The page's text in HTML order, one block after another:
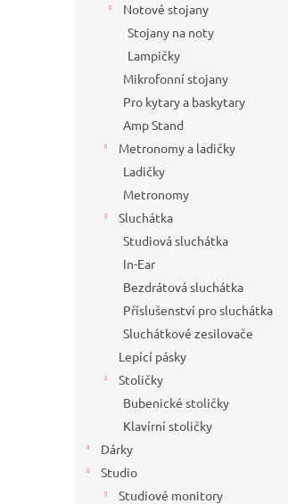
Notové stojany
Stojany na noty
Lampičky
Mikrofonní stojany
Pro kytary a baskytary
Amp Stand
Metronomy a ladičky
Ladičky
Metronomy
Sluchátka
Studiová sluchátka
In-Ear
Bezdrátová sluchátka
Příslušenství pro sluchátka
Sluchátkové zesilovače
Lepící pásky
Stoličky
Bubenické stoličky
Klavírní stoličky
Dárky
Studio
Studiové monitory